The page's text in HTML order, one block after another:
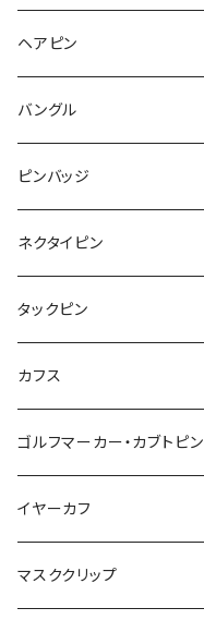
こいのぼり
マーブル
カメオ
星
鳥
マーブル
こいのぼり
てんとう虫
鳥
食品
食品
ハロウィン
カモフラージュ
square
天使
リボン
ハムスター
レッサーパンダ
ブタ
月
惑星
星
唐津土
lip
フルーツ
アイスクリーム
マーブル
音楽
カメオ
ハート
くま
コアラ
羊
牛
カメ
イルカ
さくらんぼ
レモン
てんとう虫
野菜
雲
月
惑星
星
こいのぼり
カメラ
音楽
バイオリン
カメオ
バルーン
リボン
ラリエット
モザイク
ハート
アルファベット
ハロウィン
紐
鳥
バルーン
パン
ガラス
リボン
マーブル
鳥
星
アルファベット
ハロウィン
カメオ
ヘアピン
バングル
ピンバッジ
ネクタイピン
結び
スクエア
タックピン
結び
カフス
ゴルフマーカー・カブトピン
イヤーカフ
マスククリップ